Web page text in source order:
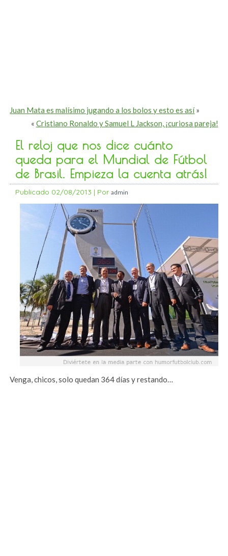
Juan Mata es malísimo jugando a los bolos y esto es así»
« Cristiano Ronaldo y Samuel L Jackson, ¡curiosa pareja!
El reloj que nos dice cuánto
queda para el Mundial de Fútbol
de Brasil. Empieza la cuenta atrás!
Publicado 02/08/2013 | Por admin
Venga, chicos, solo quedan 364 días y restando…